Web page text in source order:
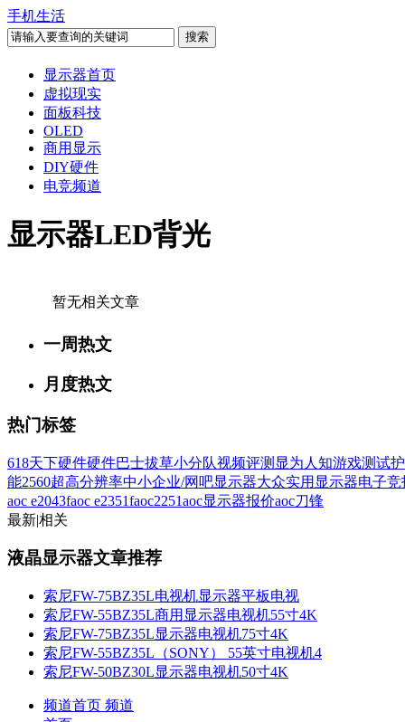
手机生活
显示器首页
虚拟现实
面板科技
OLED
商用显示
DIY硬件
电竞频道
显示器LED背光
暂无相关文章
一周热文
月度热文
热门标签
618天下硬件硬件巴士拔草小分队视频评测 显为人知游戏测试
能2560超高分辨率中小企业/网吧显示器大众实用显示器电子
aoc e2043faoc e2351faoc2251aoc显示器报价aoc刀锋
最新|相关
液晶显示器文章推荐
索尼FW-75BZ35L电视机显示器平板电视
索尼FW-55BZ35L商用显示器电视机55寸4K
索尼FW-75BZ35L显示器电视机75寸4K
索尼FW-55BZ35L（SONY） 55英寸电视机4
索尼FW-50BZ30L显示器电视机50寸4K
频道首页 频道